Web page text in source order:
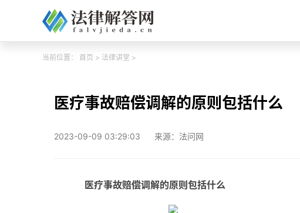
当前位置： 首页 > 法律讲堂 >
医疗事故赔偿调解的原则包括什么
2023-09-09 03:29:03 来源：法问网
医疗事故赔偿调解的原则包括什么